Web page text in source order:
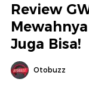
Review
Juga Bisa!
Otobuzz